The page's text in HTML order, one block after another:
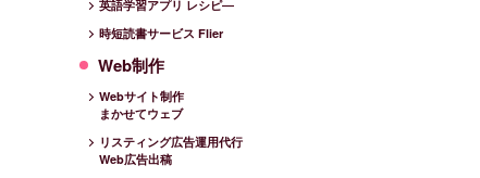
英語学習アプリ レシピ―
時短読書サービス Flier
Web制作
Webサイト制作
まかせてウェブ
リスティング広告運用代行
Web広告出稿